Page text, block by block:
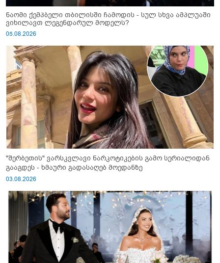
ნაომი ქემპბელი თბილისში ჩამოდის - სულ სხვა ამპლუაში
ვიხილავთ ლეგენდარულ მოდელს?
05.08.2026
"შერბეთის" ვარსკვლავი ნარკოტიკების გამო სერიალიდან
გააგდეს - ხმაური გადასაღებ მოედანზე
03.08.2026